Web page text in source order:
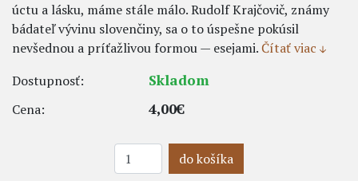
úctu a lásku, máme stále málo. Rudolf Krajčovič, známy
bádateľ vývinu slovenčiny, sa o to úspešne pokúsil
nevšednou a príťažlivou formou — esejami.Čítať viac
Dostupnosť:
Skladom
Cena: 4,00€
do košíka